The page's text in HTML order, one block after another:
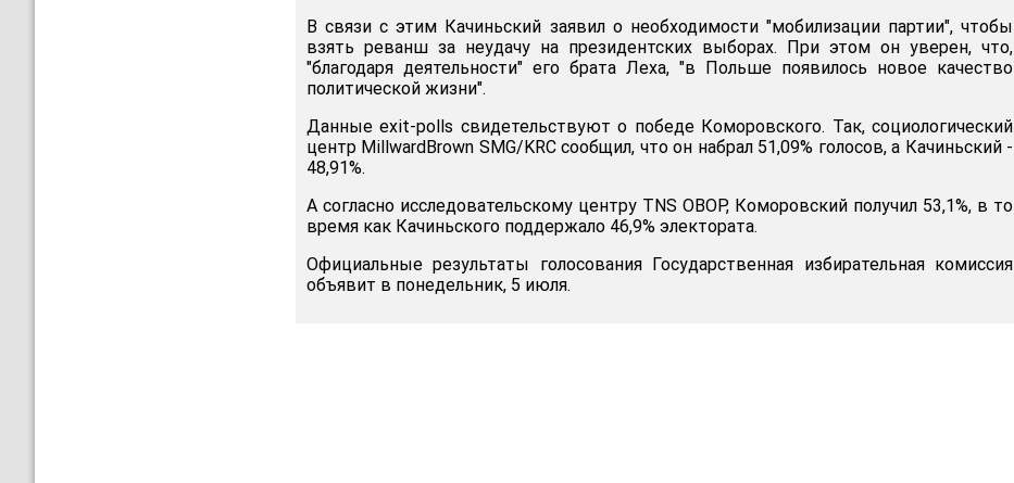
В связи с этим Качиньский заявил о необходимости "мобилизации партии", чтобы
взять реванш за неудачу на президентских выборах. При этом он уверен, что,
"благодаря деятельности" его брата Леха, "в Польше появилось новое качество
политической жизни".
Данные exit-polls свидетельствуют о победе Коморовского. Так, социологический
центр MillwardBrown SMG/KRC сообщил, что он набрал 51,09% голосов, а Качиньский -
48,91%.
А согласно исследовательскому центру TNS OBOP, Коморовский получил 53,1%, в то
время как Качиньского поддержало 46,9% электората.
Официальные результаты голосования Государственная избирательная комиссия
объявит в понедельник, 5 июля.